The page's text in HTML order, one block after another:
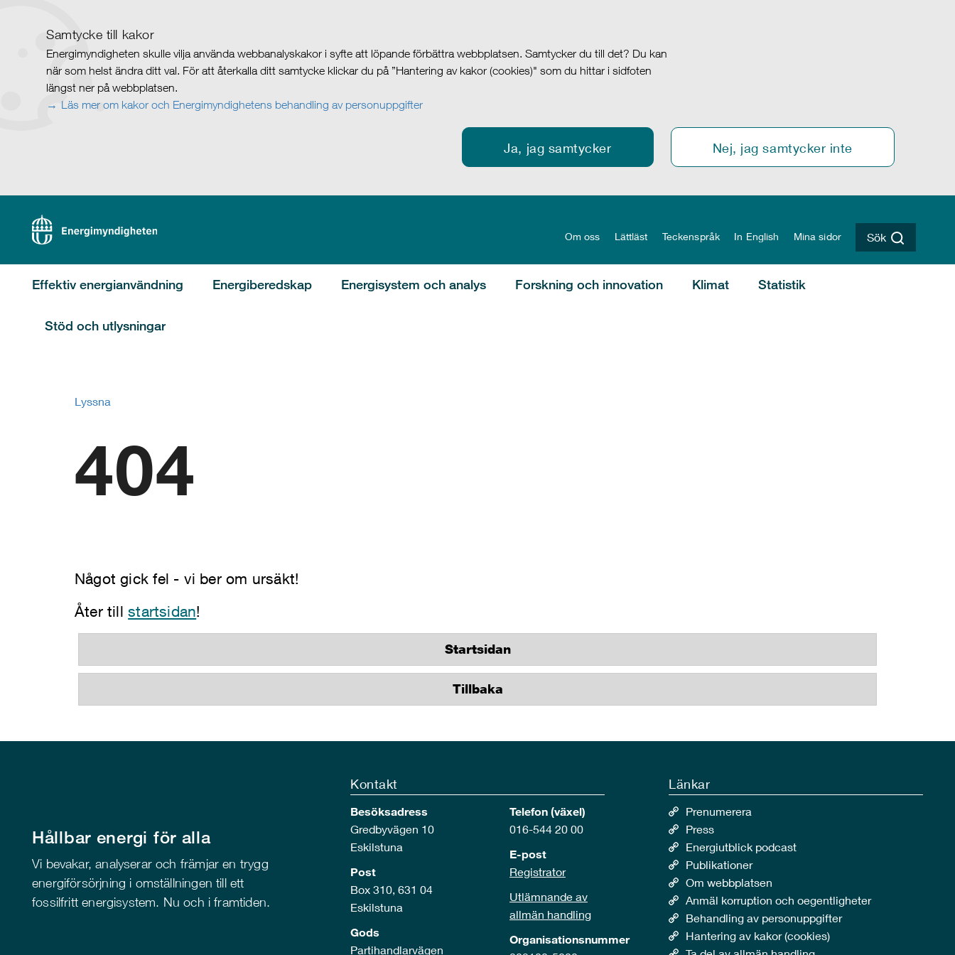
Samtycke till kakor
Energimyndigheten skulle vilja använda webbanalyskakor i syfte att löpande förbättra webbplatsen. Samtycker du till det? Du kan
när som helst ändra ditt val. För att återkalla ditt samtycke klickar du på ”Hantering av kakor (cookies)" som du hittar i sidfoten
längst ner på webbplatsen.
Läs mer om kakor och Energimyndighetens behandling av personuppgifter
Ja, jag samtycker Nej, jag samtycker inte
Om oss Lättläst Teckenspråk In English Mina sidor Sök
Effektiv energianvändning Energiberedskap Energisystem och analys Forskning och innovation Klimat Statistik
Stöd och utlysningar
Lyssna
404
Något gick fel - vi ber om ursäkt!
Åter tillstartsidan!
Startsidan
Tillbaka
Hållbar energi för alla
Vi bevakar, analyserar och främjar en trygg
energiförsörjning i omställningen till ett
fossilfritt energisystem. Nu och i framtiden.
Kontakt
Besöksadress
Gredbyvägen 10
Eskilstuna
Post
Box 310, 631 04
Eskilstuna
Gods
Partihandlarvägen
Telefon (växel)
016-544 20 00
E-post
Registrator
Utlämnande av
allmän handling
Organisationsnummer
Länkar
Prenumerera
Press
Energiutblick podcast
Publikationer
Om webbplatsen
Anmäl korruption och oegentligheter
Behandling av personuppgifter
Hantering av kakor (cookies)